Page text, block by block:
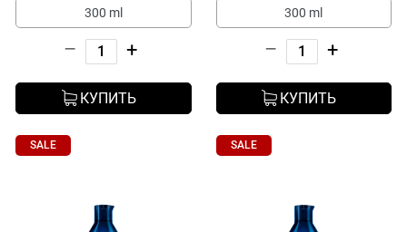
300 ml
– +
КУПИТЬ
300 ml
– +
КУПИТЬ
SALE SALE